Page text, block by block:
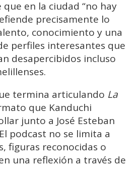
en la ciudad “no hay
precisamente lo
conocimiento y una
perfiles interesantes que
desapercibidos incluso
termina articulando La
que Kanduchi
junto a José Esteban
podcast no se limita a
figuras reconocidas o
una reflexión a través de